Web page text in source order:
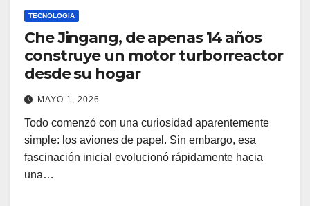
TECNOLOGIA
Che Jingang, de apenas 14 años
construye un motor turborreactor
desde su hogar
MAYO 1, 2026
Todo comenzó con una curiosidad aparentemente
simple: los aviones de papel. Sin embargo, esa
fascinación inicial evolucionó rápidamente hacia
una…